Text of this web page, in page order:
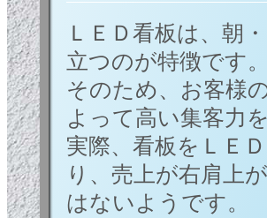
ＬＥＤ看板は、朝
立つのが特徴です。
そのため、お客様
よって高い集客力
実際、看板をＬＥ
り、売上が右肩上
はないようです。